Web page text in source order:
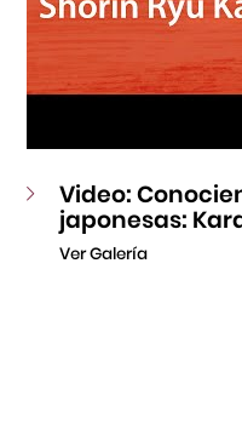
Video:
japonesas:
Ver Galería